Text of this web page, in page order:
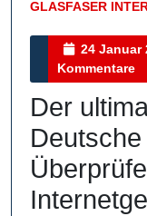
GLASFASER
Kategorie
24 Januar
Kommentare
Der